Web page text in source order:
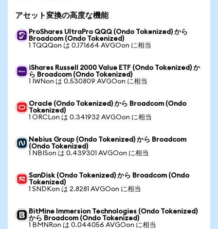
アセット変換の高度な機能
ProShares UltraPro QQQ (Ondo Tokenized) から
Broadcom (Ondo Tokenized)
1 TQQQon は 0.171664 AVGOon に相当
iShares Russell 2000 Value ETF (Ondo Tokenized) か
ら Broadcom (Ondo Tokenized)
1 IWNon は 0.530809 AVGOon に相当
Oracle (Ondo Tokenized) から Broadcom (Ondo
Tokenized)
1 ORCLon は 0.341932 AVGOon に相当
Nebius Group (Ondo Tokenized) から Broadcom
(Ondo Tokenized)
1 NBISon は 0.439301 AVGOon に相当
SanDisk (Ondo Tokenized) から Broadcom (Ondo
Tokenized)
1 SNDKon は 2.8281 AVGOon に相当
BitMine Immersion Technologies (Ondo Tokenized)
から Broadcom (Ondo Tokenized)
1 BMNRon は 0.044056 AVGOon に相当